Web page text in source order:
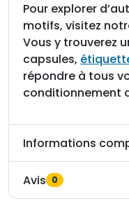
Pour explorer
motifs, visitez
Vous y trouverez
capsules,
répondre à tous
conditionnement
Informations
Avis 0